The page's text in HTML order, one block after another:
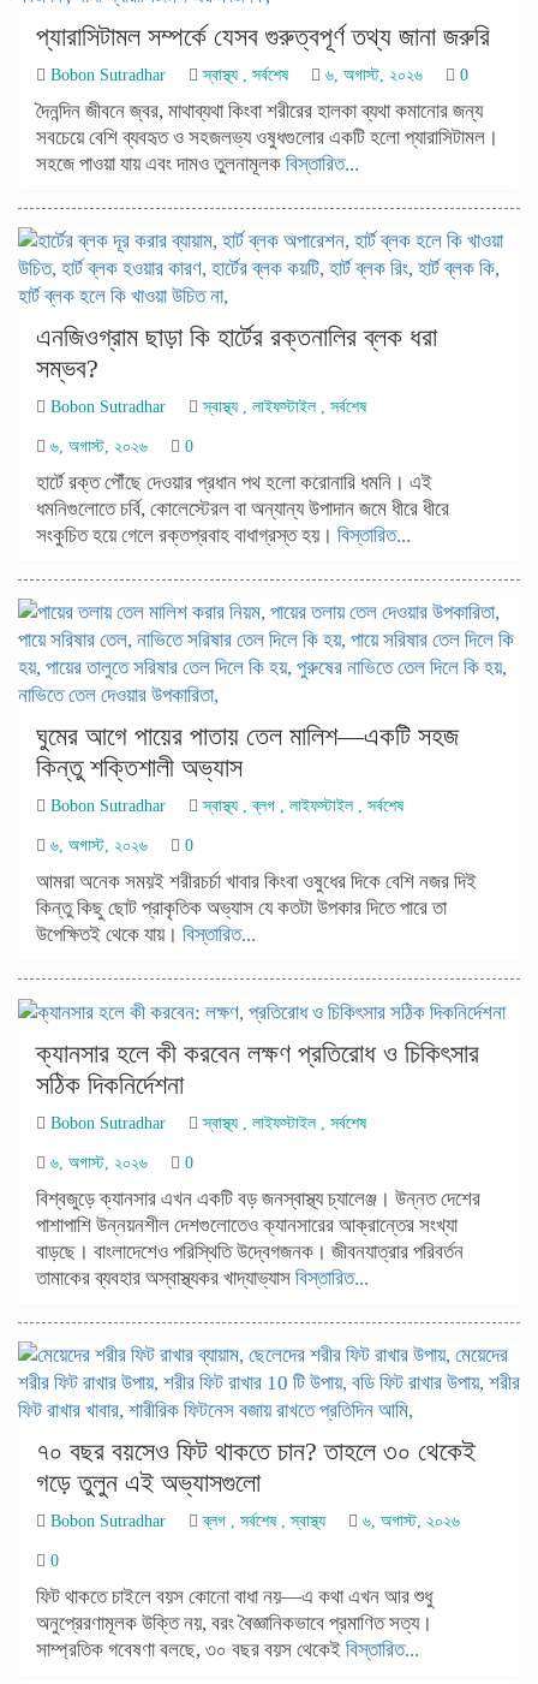
প্যারাসিটামল সম্পর্কে যেসব গুরুত্বপূর্ণ তথ্য জানা জরুরি
Bobon Sutradhar স্বাস্থ্য সর্বশেষ ৬, অগাস্ট, ২০২৬ 0
দৈনন্দিন জীবনে জ্বর, মাথাব্যথা কিংবা শরীরের হালকা ব্যথা কমানোর জন্য
সবচেয়ে বেশি ব্যবহৃত ও সহজলভ্য ওষুধগুলোর একটি হলো প্যারাসিটামল।
সহজে পাওয়া যায় এবং দামও তুলনামূলক বিস্তারিত...
এনজিওগ্রাম ছাড়া কি হার্টের রক্তনালির ব্লক ধরা
সম্ভব?
Bobon Sutradhar স্বাস্থ্য লাইফস্টাইল সর্বশেষ
৬, অগাস্ট, ২০২৬ 0
হার্টে রক্ত পৌঁছে দেওয়ার প্রধান পথ হলো করোনারি ধমনি। এই
ধমনিগুলোতে চর্বি, কোলেস্টেরল বা অন্যান্য উপাদান জমে ধীরে ধীরে
সংকুচিত হয়ে গেলে রক্তপ্রবাহ বাধাগ্রস্ত হয়। বিস্তারিত...
ঘুমের আগে পায়ের পাতায় তেল মালিশ—একটি সহজ
কিন্তু শক্তিশালী অভ্যাস
Bobon Sutradhar স্বাস্থ্য ,ব্লগ লাইফস্টাইল সর্বশেষ
৬, অগাস্ট, ২০২৬ 0
আমরা অনেক সময়ই শরীরচর্চা খাবার কিংবা ওষুধের দিকে বেশি নজর দিই
কিন্তু কিছু ছোট প্রাকৃতিক অভ্যাস যে কতটা উপকার দিতে পারে তা
উপেক্ষিতই থেকে যায়। বিস্তারিত...
ক্যানসার হলে কী করবেন লক্ষণ প্রতিরোধ ও চিকিৎসার
সঠিক দিকনির্দেশনা
Bobon Sutradhar স্বাস্থ্য , লাইফস্টাইল , সর্বশেষ
৬, অগাস্ট, ২০২৬ 0
বিশ্বজুড়ে ক্যানসার এখন একটি বড় জনস্বাস্থ্য চ্যালেঞ্জ। উন্নত দেশের
পাশাপাশি উন্নয়নশীল দেশগুলোতেও ক্যানসারের আক্রান্তের সংখ্যা
বাড়ছে। বাংলাদেশেও পরিস্থিতি উদ্বেগজনক। জীবনযাত্রার পরিবর্তন
তামাকের ব্যবহার অস্বাস্থ্যকর খাদ্যাভ্যাস বিস্তারিত...
৭০ বছর বয়সেও ফিট থাকতে চান? তাহলে ৩০ থেকেই
গড়ে তুলুন এই অভ্যাসগুলো
Bobon Sutradhar ব্লগ , সর্বশেষ,স্বাস্থ্য ৬, অগাস্ট, ২০২৬
0
ফিট থাকতে চাইলে বয়স কোনো বাধা নয়—এ কথা এখন আর শুধু
অনুপ্রেরণামূলক উক্তি নয়, বরং বৈজ্ঞানিকভাবে প্রমাণিত সত্য।
সাম্প্রতিক গবেষণা বলছে, ৩০ বছর বয়স থেকেই বিস্তারিত...